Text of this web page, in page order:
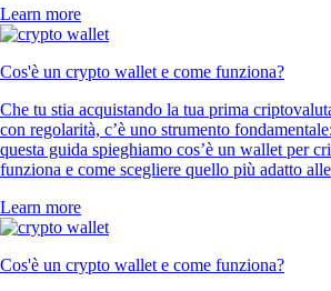
Learn more
Cos'è un crypto wallet e come funziona?
Che tu stia acquistando la tua prima
con regolarità, c’è uno strumento
questa guida spieghiamo cos’è un wallet per
funziona e come scegliere quello più adatto
Learn more
Cos'è un crypto wallet e come funziona?